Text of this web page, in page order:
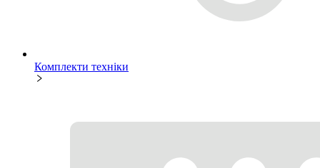
Комплекти техніки